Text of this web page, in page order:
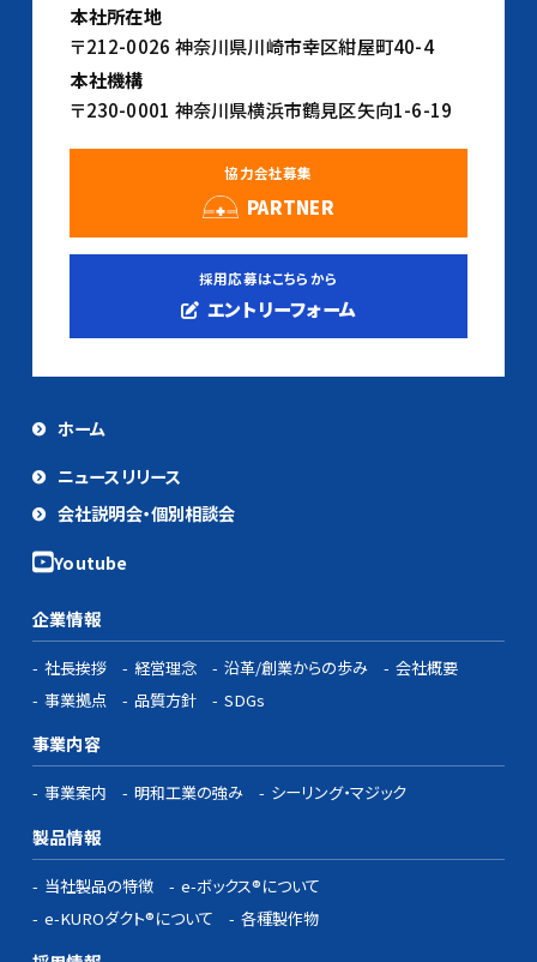
本社所在地
〒212-0026 神奈川県川崎市幸区紺屋町40-4
本社機構
〒230-0001 神奈川県横浜市鶴見区矢向1-6-19
協力会社募集
PARTNER
採用応募はこちらから
エントリーフォーム
ホーム
ニュースリリース
会社説明会・個別相談会
企業情報
社長挨拶 経営理念 沿革/創業からの歩み
会社概要
事業拠点
品質方針 SDGs
事業内容
事業案内 明和工業の強み シーリング・マジック
製品情報
当社製品の特徴
e-ボックス®について
e-KUROダクト®について
各種製作物